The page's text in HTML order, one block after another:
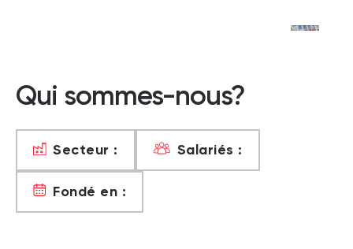
Qui sommes-nous?
Secteur : Salariés :
Fondé en :